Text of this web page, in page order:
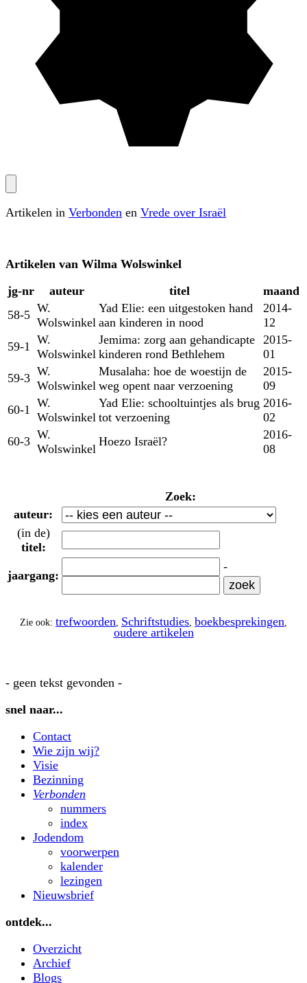
Artikelen in Verbonden en Vrede over Israël
Artikelen van Wilma Wolswinkel
jg‑nr
auteur titel
maand
58-5 W.
Wolswinkel
Yad Elie: een uitgestoken hand
aan kinderen in nood
2014-
12
59-1
W.
Wolswinkel
Jemima: zorg aan gehandicapte
kinderen rond Bethlehem
2015-
01
59-3 W.
Wolswinkel
Musalaha: hoe de woestijn de
weg opent naar verzoening
2015-
09
60-1
W.
Wolswinkel
Yad Elie: schooltuintjes als brug
tot verzoening
2016-
02
60-3 W.
Wolswinkel
Hoezo Israël?
2016-
08
Zoek:
auteur:
(in de)
titel:
jaargang:
-
Zie ook: trefwoorden, Schriftstudies, boekbesprekingen,
oudere artikelen
- geen tekst gevonden -
snel naar...
Contact
Wie zijn wij?
Visie
Bezinning
Verbonden
nummers
index
Jodendom
voorwerpen
kalender
lezingen
Nieuwsbrief
ontdek...
Overzicht
Archief
Blogs